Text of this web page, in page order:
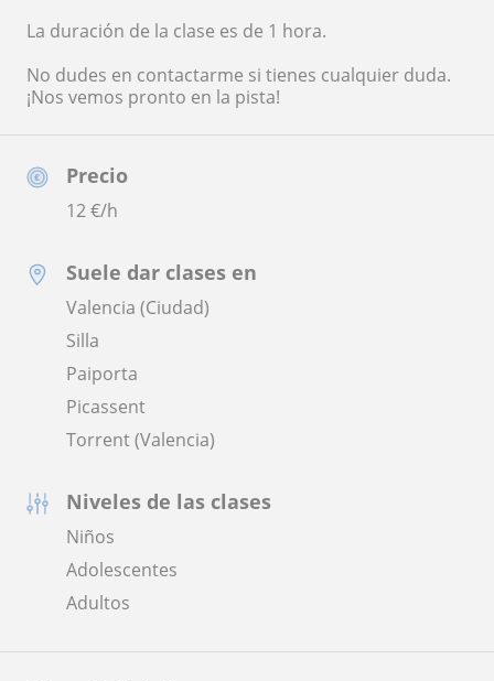
Precio
12€/h
Suele dar clases en
Valencia (Ciudad)
Silla
Paiporta
Picassent
Torrent (Valencia)
Niveles de las clases
Niños
Adolescentes
Adultos
La duración de la clase es de 1 hora.
No dudes en contactarme si tienes cualquier duda.
¡Nos vemos pronto en la pista!